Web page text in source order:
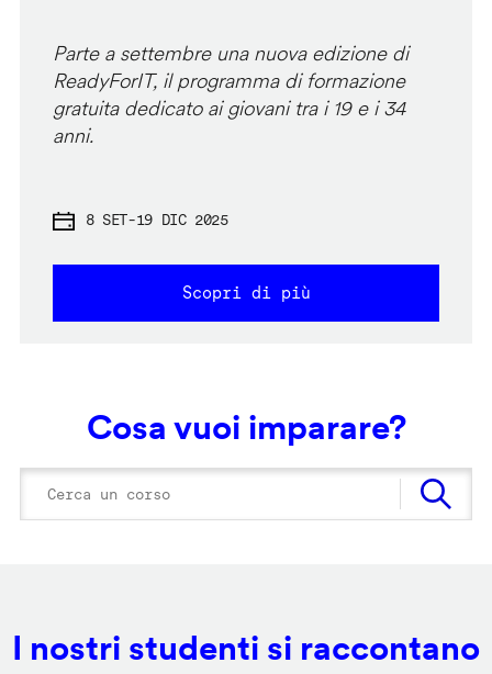
Parte a settembre una nuova edizione di
ReadyForIT, il programma di formazione
gratuita dedicato ai giovani tra i 19 e i 34
anni.
8 SET-19 DIC 2025
Scopri di più
Cosa vuoi imparare?
I nostri studenti si raccontano